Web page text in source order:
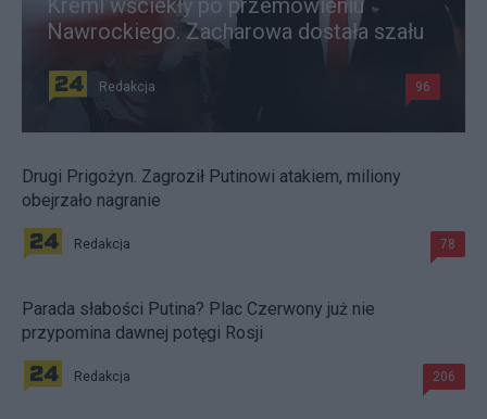
Nawrockiego. Zacharowa dostała szału
Redakcja 96
Drugi Prigożyn. Zagroził Putinowi atakiem, miliony
obejrzało nagranie
Redakcja 78
Parada słabości Putina? Plac Czerwony już nie
przypomina dawnej potęgi Rosji
Redakcja 206